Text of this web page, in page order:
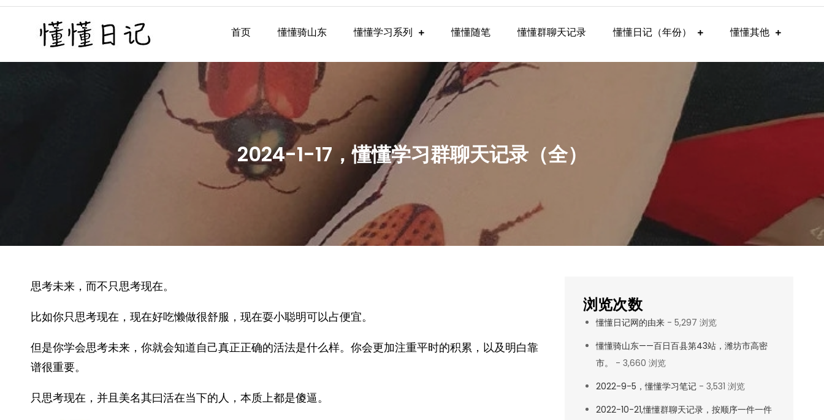
Skip
懂懂日记
懂懂日记网每天同步更新懂懂学习群内容
首页 懂懂骑山东 懂懂学习系列 懂懂随笔 懂懂群聊天记录 懂懂日记（年份） 懂懂其他
2024-1-17，懂懂学习群聊天记录（全）
思考未来，而不只思考现在。
比如你只思考现在，现在好吃懒做很舒服，现在耍小聪明可以占便宜。
但是你学会思考未来，你就会知道自己真正正确的活法是什么样。你会更加注重平时的积累，以及明白靠
谱很重要。
只思考现在，并且美名其曰活在当下的人，本质上都是傻逼。 ​​​
浏览次数
懂懂日记网的由来- 5,297 浏览
懂懂骑山东——百日百县第43站，潍坊市高密
市。
- 3,660 浏览
2022-9-5，懂懂学习笔记- 3,531 浏览
2022-10-21,懂懂群聊天记录，按顺序一件一件